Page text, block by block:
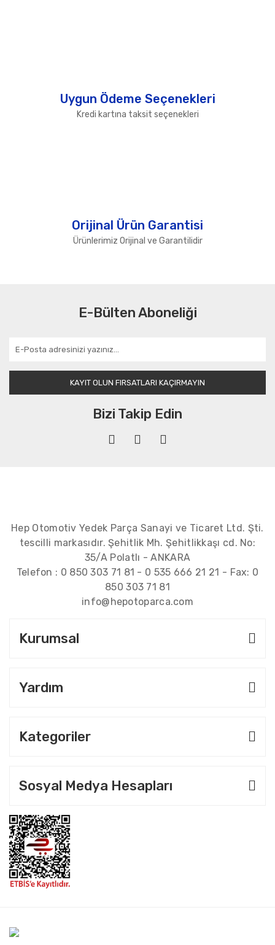
Uygun Ödeme Seçenekleri
Kredi kartına taksit seçenekleri
Orijinal Ürün Garantisi
Ürünlerimiz Orijinal ve Garantilidir
E-Bülten Aboneliği
KAYIT OLUN FIRSATLARI KAÇIRMAYIN
Bizi Takip Edin
Hep Otomotiv Yedek Parça Sanayi ve Ticaret Ltd. Şti.
tescilli markasıdır. Şehitlik Mh. Şehitlikkaşı cd. No:
35/A Polatlı - ANKARA
Telefon : 0 850 303 71 81 - 0 535 666 21 21 - Fax: 0
850 303 71 81
info@hepotoparca.com
Kurumsal
Yardım
Kategoriler
Sosyal Medya Hesapları